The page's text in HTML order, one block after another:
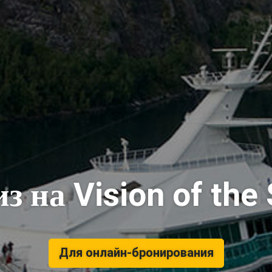
на Vision of the
Для онлайн-бронирования